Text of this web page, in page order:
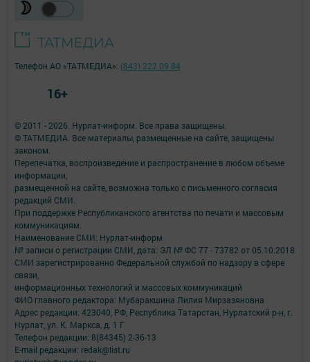
© 2011 - 2026. Нурлат-⁠информ. Все права защищены.
© ТАТМЕДИА. Все материалы, размещенные на сайте, защищены
законом.
Перепечатка, воспроизведение и распространение в любом объеме
информации,
размещенной на сайте, возможна только с письменного согласия
редакций СМИ.
При поддержке Республиканского агентства по печати и массовым
коммуникациям.
Наименование СМИ: Нурлат-⁠информ
№ записи о регистрации СМИ, дата: ЭЛ № ФС 77 -⁠ 73782 от 05.10.2018
СМИ зарегистрированно Федеральной службой по надзору в сфере
связи,
информационных технологий и массовых коммуникаций
ФИО главного редактора: Мубаракшина Лилия Мирзазяновна
Адрес редакции: 423040, РФ, Республика Татарстан, Нурлатский р-н, г.
Нурлат, ул. К. Маркса, д. 1 Г
Телефон редакции: 8(84345) 2-36-13
E-mail редакции: redak@list.ru
Телефон АО «ТАТМЕДИА»: (843) 222 09 84
16+